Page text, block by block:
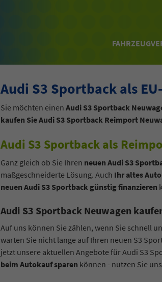
Audi S3 Sportback als
Sie möchten einenAudi S3 Sportback
kaufen Sie Audi S3 Sportback Reimport
Audi S3 Sportback als
Ganz gleich ob Sie Ihren neuen Audi S3
maßgeschneiderte Lösung. Auch Ihr altes
neuen Audi S3 Sportback günstig finanzieren
Audi S3 Sportback Neuwagen
Auf uns können Sie zählen, wenn Sie schnell
warten Sie nicht lange auf Ihren neuen S3
jetzt unsere aktuellen Angebote für Audi S3
beim Autokauf sparen können - nutzen Sie